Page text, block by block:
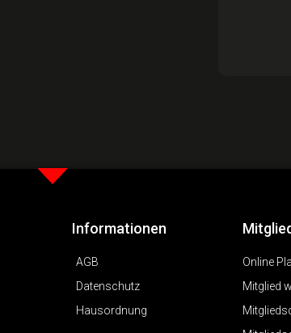
Informationen
AGB
Datenschutz
Hausordnung
Online
Mitglied